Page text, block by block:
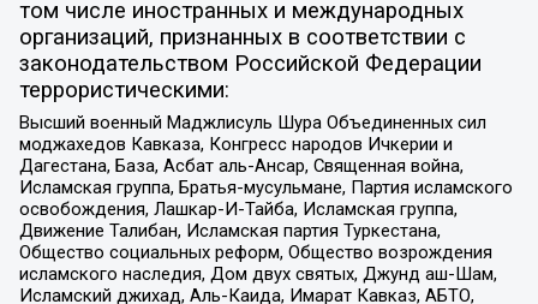
том числе иностранных и международных
организаций, признанных в соответствии с
законодательством Российской Федерации
террористическими:
Высший военный Маджлисуль Шура Объединенных сил
моджахедов Кавказа, Конгресс народов Ичкерии и
Дагестана, База, Асбат аль-Ансар, Священная война,
Исламская группа, Братья-мусульмане, Партия исламского
освобождения, Лашкар-И-Тайба, Исламская группа,
Движение Талибан, Исламская партия Туркестана,
Общество социальных реформ, Общество возрождения
исламского наследия, Дом двух святых, Джунд аш-Шам,
Исламский джихад, Аль-Каида, Имарат Кавказ, АБТО,